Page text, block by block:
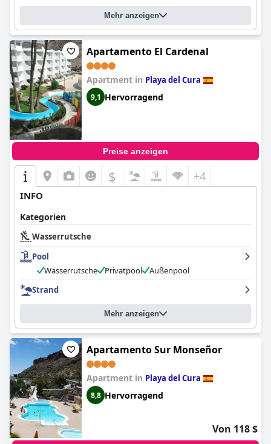
Mehr anzeigen
Apartamento El Cardenal
Apartment in Playa del Cura
9,1 Hervorragend
Preise anzeigen
$ +4
INFO
Kategorien
Wasserrutsche
Pool
Wasserrutsche
Privatpool
Außenpool
Strand
Mehr anzeigen
Apartamento Sur Monseñor
Apartment in Playa del Cura
8,8 Hervorragend
Von 118 $